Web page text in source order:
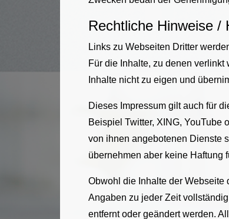
Rechtliche Hinweise /
Links zu Webseiten Dritter
Für die Inhalte, zu denen
Inhalte nicht zu eigen und
Dieses Impressum gilt auch für
Beispiel Twitter, XING,
von ihnen angebotenen Dienste
übernehmen aber keine Haftung
Obwohl die Inhalte der Webseite
Angaben zu jeder Zeit
entfernt oder geändert werden.